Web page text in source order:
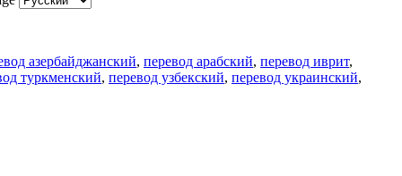
азербайджанский, перевод арабский, перевод иврит,
туркменский, перевод узбекский, перевод украинский,